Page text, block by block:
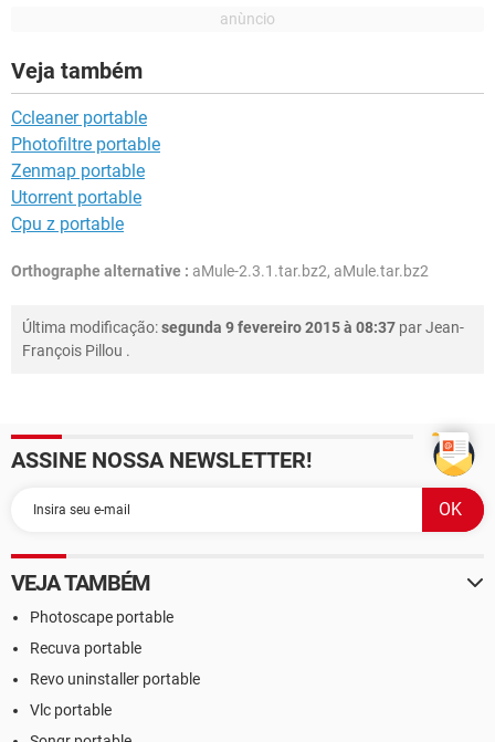
Veja também
Ccleaner portable
Photofiltre portable
Zenmap portable
Utorrent portable
Cpu z portable
Orthographe alternative : aMule-2.3.1.tar.bz2, aMule.tar.bz2
Última modificação:segunda 9 fevereiro 2015 à 08:37 parJean-
François Pillou .
ASSINE NOSSA NEWSLETTER!
VEJA TAMBÉM
Photoscape portable
Recuva portable
Revo uninstaller portable
Vlc portable